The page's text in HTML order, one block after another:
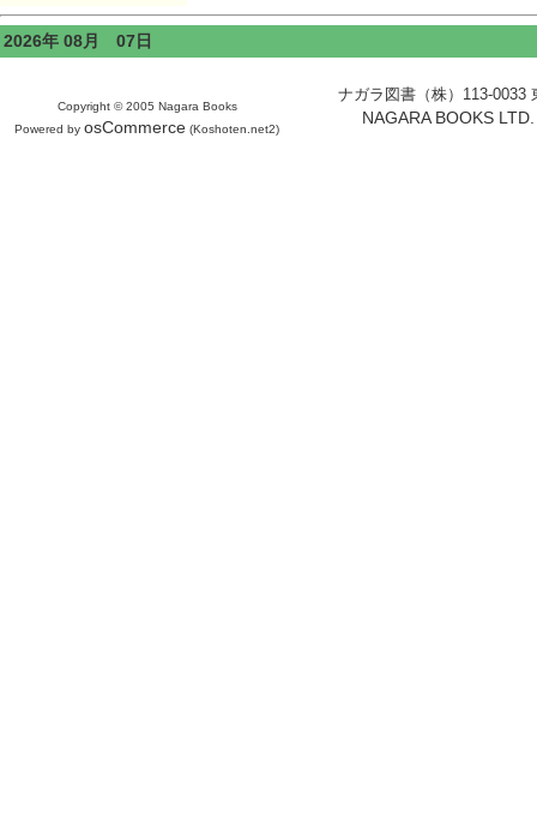
2026年 08月 07日
Copyright © 2005 Nagara Books
Powered by osCommerce (Koshoten.net2)
ナガラ図書（株）113-
NAGARA BOOKS